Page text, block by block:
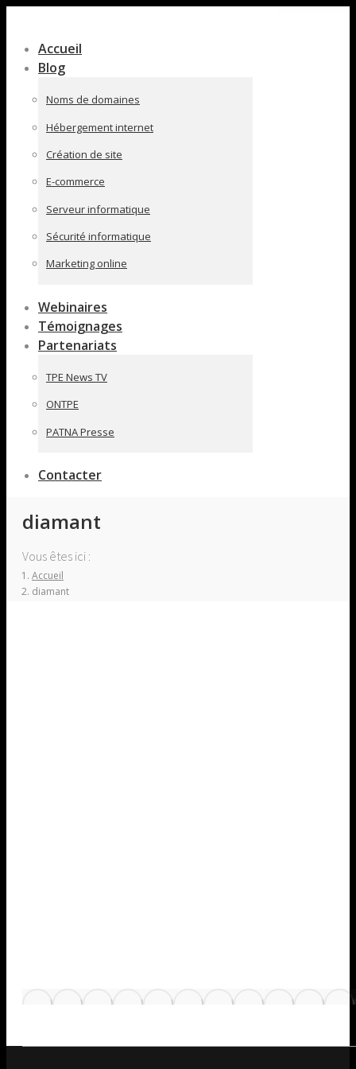
pleine
largeur
Accueil
Blog
Noms de domaines
Hébergement internet
Création de site
E-commerce
Serveur informatique
Sécurité informatique
Marketing online
Webinaires
Témoignages
Partenariats
TPE News TV
ONTPE
PATNA Presse
Contacter
diamant
Vous êtes ici :
Accueil
diamant